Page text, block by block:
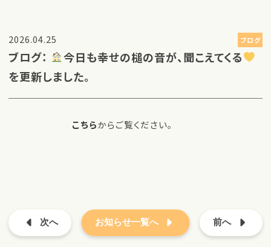
2026.04.25 ブログ
ブログ：
今日も幸せの槌の音が、聞こえてくる
を更新しました。
こちらからご覧ください。
次へ 前へ
お知らせ一覧へ